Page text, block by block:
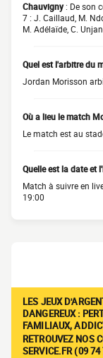
Chauvigny: De son
7 : J. Caillaud, M.
M. Adélaïde, C.
Quel est l'arbitre du
Jordan Morisson
Où a lieu le match
Le match est au
Quelle est la date et
Match à suivre en
19:00
LES JEUX
DANGEREUX :
FAMILIAUX,
RETROUVEZ NOS
SERVICE.FR (09